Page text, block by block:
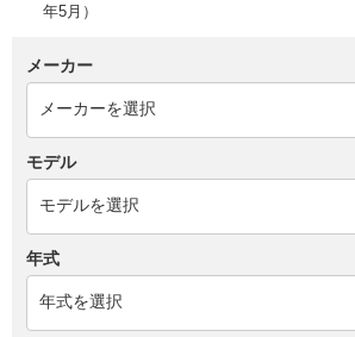
年5月）
メーカー
モデル
年式